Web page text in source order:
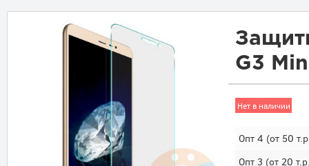
G3
Нет в наличии
Опт 4 (от 50
Опт 3 (от 20